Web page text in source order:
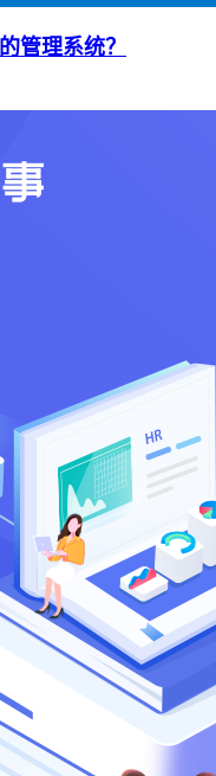
管理系统？